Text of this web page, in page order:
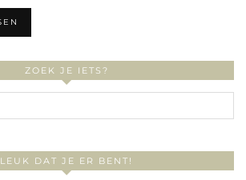
ZOEK JE IETS?
LEUK DAT JE ER BENT!